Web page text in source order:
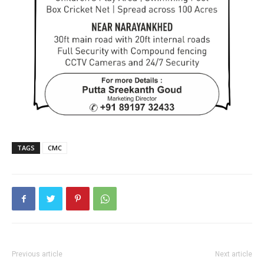
TAGS CMC
Previous article Next article